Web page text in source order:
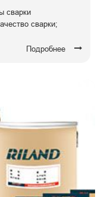
сварки
сварки;
Подробнее